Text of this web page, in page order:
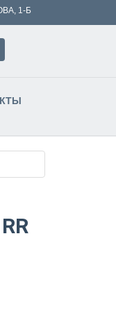
1-Б